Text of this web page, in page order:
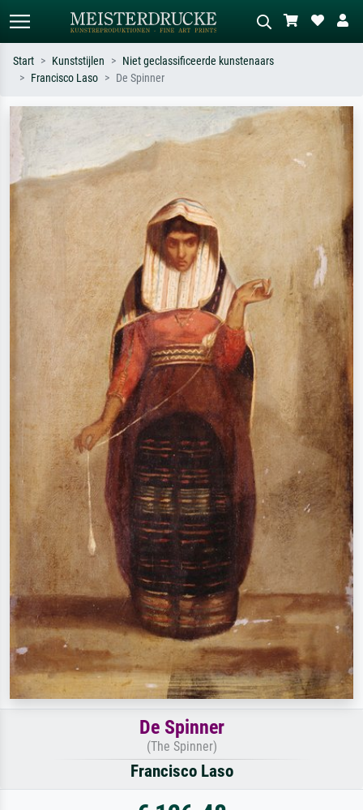
Zoek op kunstenaar, titel of stijl – bijv.
Monet, Sterrennacht, impressionisme,
Hokusai-golf, naakt.
Beschrijf de scène – bijv. groene
weide, abstract met veel rood, donker
olieverfschilderij, staand naakt naast
een boom.
Start Kunststijlen
Niet geclassificeerde kunstenaars
Francisco Laso
De Spinner
De Spinner
(The Spinner)
Francisco Laso